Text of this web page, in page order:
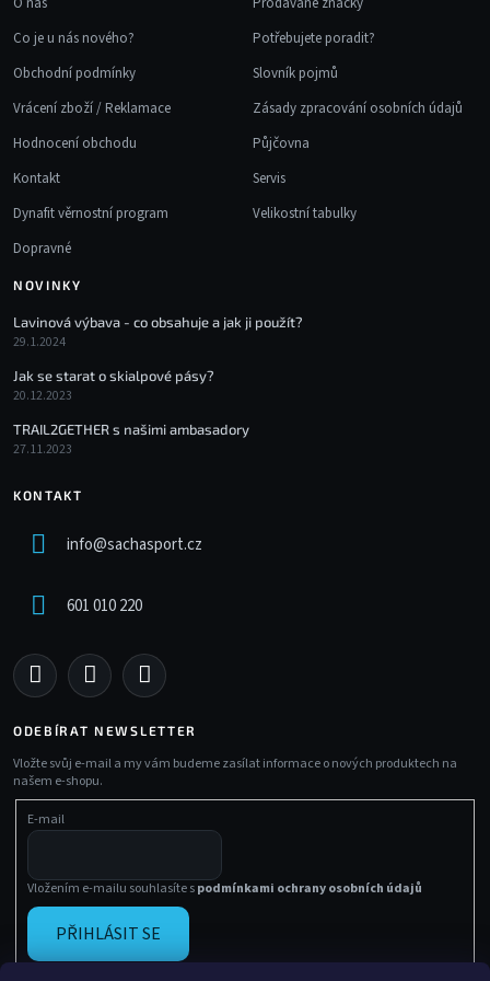
s
u
Co je u nás nového?
Obchodní podmínky
Vrácení zboží / Reklamace
Hodnocení obchodu
Kontakt
Dynafit věrnostní program
Dopravné
Potřebujete poradit?
Slovník pojmů
Zásady zpracování osobních údajů
Půjčovna
Servis
Velikostní tabulky
NOVINKY
Lavinová výbava - co obsahuje a jak ji použít?
29.1.2024
Jak se starat o skialpové pásy?
20.12.2023
TRAIL2GETHER s našimi ambasadory
27.11.2023
KONTAKT
info@sachasport.cz
601 010 220
ODEBÍRAT NEWSLETTER
Vložte svůj e-mail a my vám budeme zasílat informace o nových produktech na
našem e-shopu.
E-mail
Vložením e-mailu souhlasíte spodmínkami ochrany osobních údajů
PŘIHLÁSIT SE